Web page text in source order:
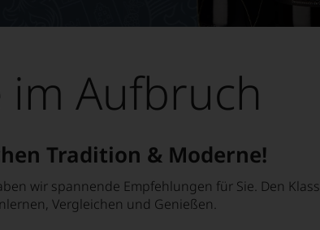
im Aufbruch
Tradition & Moderne!
wir spannende Empfehlungen für Sie. Den
Vergleichen und Genießen.